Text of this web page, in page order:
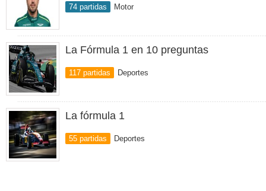
74 partidas Motor
La Fórmula 1 en 10 preguntas
117 partidas Deportes
La fórmula 1
55 partidas Deportes